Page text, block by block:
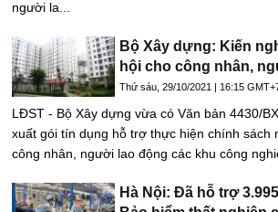
người la...
Bộ Xây dựng: Kiến
hội cho công nhân,
Thứ sáu, 29/10/2021 | 16:15
LĐST - Bộ Xây dựng vừa có Văn bản 4430/
xuất gói tín dụng hỗ trợ thực hiện chính sách
công nhân, người lao động các khu công
Hà Nội: Đã hỗ trợ